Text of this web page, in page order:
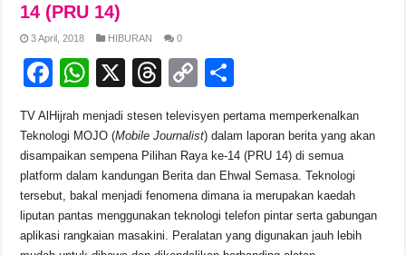
14 (PRU 14)
3 April, 2018 HIBURAN 0
F
c
e
b
o
o
W
at
s
A
p
p
X
T
e
a
d
s
C
p
y
Li
n
k
ar
e
TV AlHijrah menjadi stesen televisyen pertama memperkenalkan
Teknologi MOJO (Mobile Journalist) dalam laporan berita yang akan
disampaikan sempena Pilihan Raya ke-14 (PRU 14) di semua
platform dalam kandungan Berita dan Ehwal Semasa. Teknologi
tersebut, bakal menjadi fenomena dimana ia merupakan kaedah
liputan pantas menggunakan teknologi telefon pintar serta gabungan
aplikasi rangkaian masakini. Peralatan yang digunakan jauh lebih